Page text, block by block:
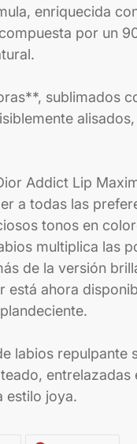
enriquecida
por un
sublimados
Addict Lip
a todas las
tonos en
multiplica las
de la versión
está ahora
labios repulpante
entrelazadas
estilo joya.